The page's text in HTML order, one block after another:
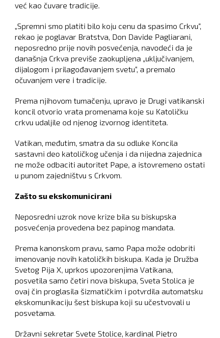
već kao čuvare tradicije.
„Spremni smo platiti bilo koju cenu da spasimo Crkvu“,
rekao je poglavar Bratstva, Don Davide Pagliarani,
neposredno prije novih posvećenja, navodeći da je
današnja Crkva previše zaokupljena „uključivanjem,
dijalogom i prilagođavanjem svetu“, a premalo
očuvanjem vere i tradicije.
Prema njihovom tumačenju, upravo je Drugi vatikanski
koncil otvorio vrata promenama koje su Katoličku
crkvu udaljile od njenog izvornog identiteta.
Vatikan, međutim, smatra da su odluke Koncila
sastavni deo katoličkog učenja i da nijedna zajednica
ne može odbaciti autoritet Pape, a istovremeno ostati
u punom zajedništvu s Crkvom.
Zašto su ekskomunicirani
Neposredni uzrok nove krize bila su biskupska
posvećenja provedena bez papinog mandata.
Prema kanonskom pravu, samo Papa može odobriti
imenovanje novih katoličkih biskupa. Kada je Družba
Svetog Pija X, uprkos upozorenjima Vatikana,
posvetila samo četiri nova biskupa, Sveta Stolica je
ovaj čin proglasila šizmatičkim i potvrdila automatsku
ekskomunikaciju šest biskupa koji su učestvovali u
posvetama.
Državni sekretar Svete Stolice, kardinal Pietro